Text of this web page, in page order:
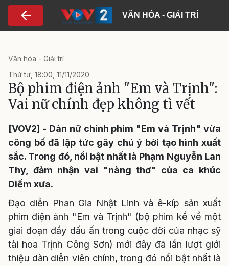
Nhảy đến nội dung
VĂN HÓA - GIẢI TRÍ
Văn hóa - Giải trí
Thứ tư, 18:00, 11/11/2020
Bộ phim điện ảnh "Em và Trịnh":
Vai nữ chính đẹp không tì vết
[VOV2] - Dàn nữ chính phim "Em và Trịnh" vừa
công bố đã lập tức gây chú ý bởi tạo hình xuất
sắc. Trong đó, nổi bật nhất là Phạm Nguyễn Lan
Thy, đảm nhận vai "nàng thơ" của ca khúc
Diếm xưa.
Đạo diễn Phan Gia Nhật Linh và ê-kíp sản xuất
phim điện ảnh "Em và Trịnh" (bộ phim kể về một
giai đoạn đầy dấu ấn trong cuộc đời của nhạc sỹ
tài hoa Trịnh Công Sơn) mới đây đã lần lượt giới
thiệu dàn diễn viên chính, trong đó nổi bật nhất là